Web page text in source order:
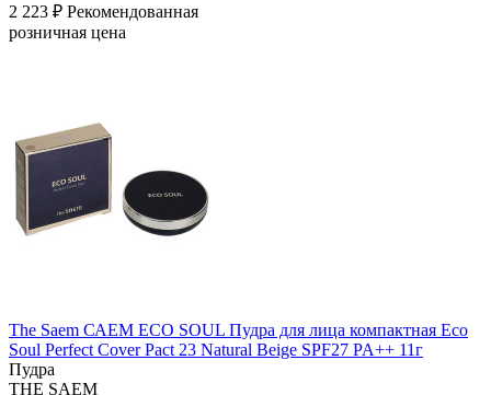
2 223 ₽ Рекомендованная
розничная цена
The Saem САЕМ ECO SOUL Пудра для лица компактная Eco
Soul Perfect Cover Pact 23 Natural Beige SPF27 PA++ 11г
Пудра
THE SAEM